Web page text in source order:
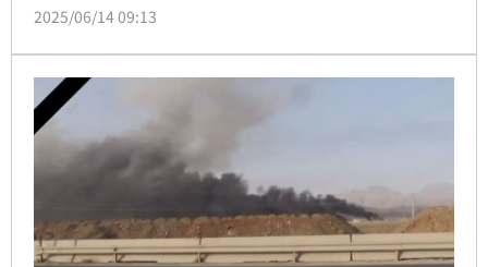
以色列會等待與美國的核談判結束後才採取行動，結果
2025/06/14 09:13